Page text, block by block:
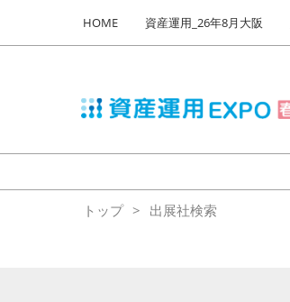
キ
し
て
to
HOME 資産運用_26年8月大阪
トップ 出展社検索